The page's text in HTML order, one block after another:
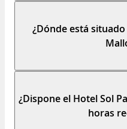
¿Dónde está
¿Dispone el Hotel Sol
horas